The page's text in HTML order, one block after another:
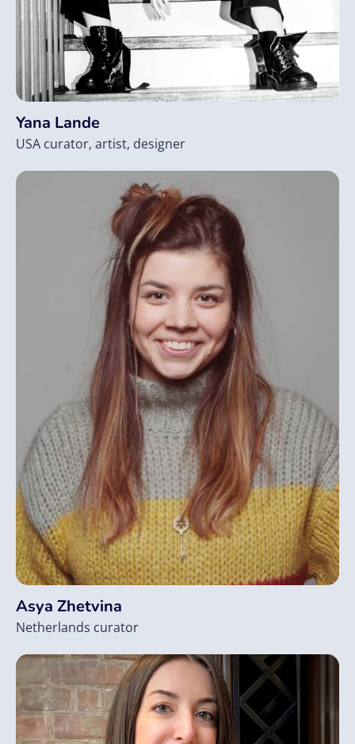
Yana Lande
USA curator, artist, designer
Asya Zhetvina
Netherlands curator